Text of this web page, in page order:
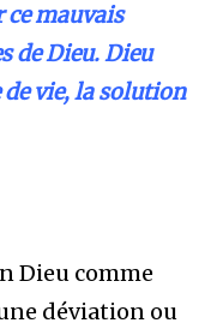
ce mauvais
de Dieu. Dieu
vie, la solution
Dieu comme
déviation ou